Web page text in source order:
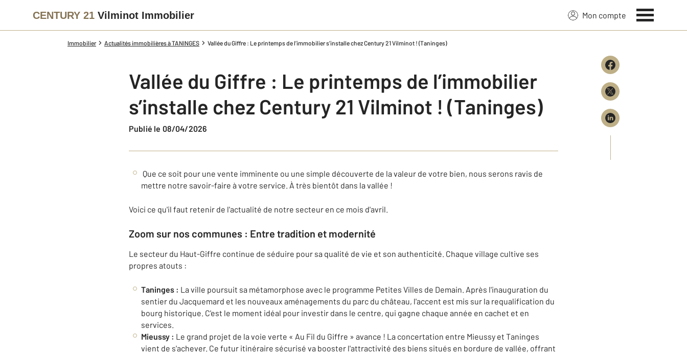
CENTURY 21 Vilminot Immobilier Mon compte
Immobilier Actualités immobilières à TANINGES Vallée du Giffre : Le printemps de l’immobilier s’installe chez Century 21 Vilminot ! (Taninges)
Vallée du Giffre : Le printemps de l’immobilier
s’installe chez Century 21 Vilminot ! (Taninges)
Publié le 08/04/2026
Que ce soit pour une vente imminente ou une simple découverte de la valeur de votre bien, nous serons ravis de
mettre notre savoir-faire à votre service. À très bientôt dans la vallée !
Voici ce qu'il faut retenir de l'actualité de notre secteur en ce mois d'avril.
Zoom sur nos communes : Entre tradition et modernité
Le secteur du Haut-Giffre continue de séduire pour sa qualité de vie et son authenticité. Chaque village cultive ses
propres atouts :
Taninges : La ville poursuit sa métamorphose avec le programme Petites Villes de Demain. Après l'inauguration du
sentier du Jacquemard et les nouveaux aménagements du parc du château, l'accent est mis sur la requalification du
bourg historique. C'est le moment idéal pour investir dans le centre, qui gagne chaque année en cachet et en
services.
Mieussy : Le grand projet de la voie verte « Au Fil du Giffre » avance ! La concertation entre Mieussy et Taninges
vient de s'achever. Ce futur itinéraire sécurisé va booster l'attractivité des biens situés en bordure de vallée, offrant